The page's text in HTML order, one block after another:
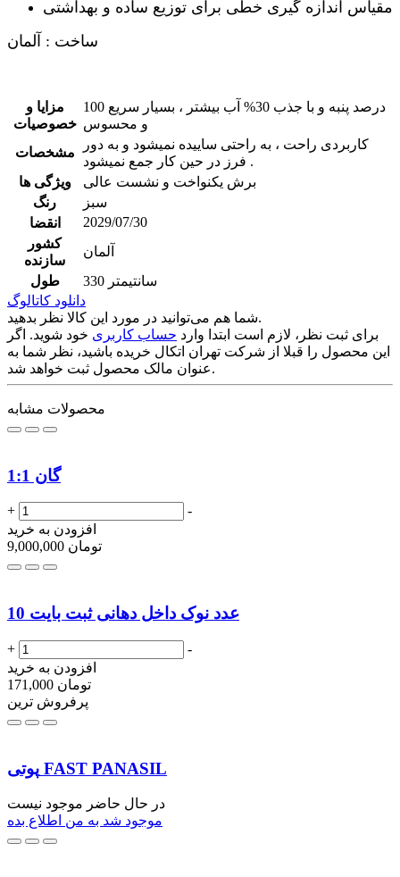
مقیاس اندازه گیری خطی برای توزیع ساده و بهداشتی
ساخت : آلمان
مزایا و
خصوصیات
100 درصد پنبه و با جذب 30% آب بیشتر ، بسیار سریع
و محسوس
مشخصات
کاربردی راحت ، به راحتی ساییده نمیشود و به دور
فرز در حین کار جمع نمیشود .
ویژگی ها
برش یکنواخت و نشست عالی
رنگ
سبز
انقضا
2029/07/30
کشور
سازنده
آلمان
طول
330 سانتیمتر
دانلود کاتالوگ
شما هم می‌توانید در مورد این کالا نظر بدهید.
برای ثبت نظر، لازم است ابتدا وارد حساب کاربری خود شوید. اگر
این محصول را قبلا از شرکت تهران اتکال خریده باشید، نظر شما به
عنوان مالک محصول ثبت خواهد شد.
محصولات مشابه
گان 1:1
+
-
افزودن به خرید
9,000,000 تومان
10 عدد نوک داخل دهانی ثبت بایت
+
-
افزودن به خرید
171,000 تومان
پرفروش ترین
پوتی FAST PANASIL
در حال حاضر موجود نیست
موجود شد به من اطلاع بده